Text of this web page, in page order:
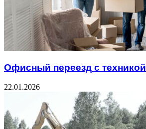
Офисный переезд с техникой
22.01.2026